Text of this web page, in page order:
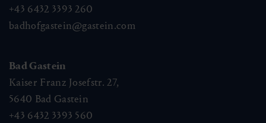
+43 6432 3393 260
badhofgastein@gastein.com
Bad Gastein
Kaiser Franz Josefstr. 27,
5640 Bad Gastein
+43 6432 3393 560